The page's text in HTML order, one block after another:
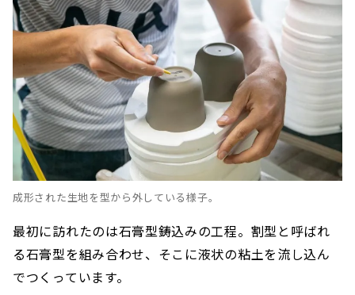
成形された生地を型から外している様子。
最初に訪れたのは石膏型鋳込みの工程。割型と呼ばれ
る石膏型を組み合わせ、そこに液状の粘土を流し込ん
でつくっています。